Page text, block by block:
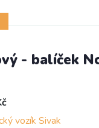
- balíček
vozík Sivak